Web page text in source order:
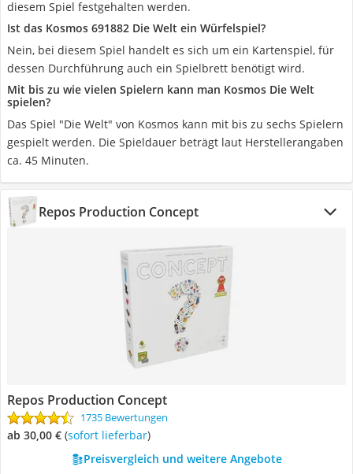
diesem Spiel festgehalten werden.
Ist das Kosmos 691882 Die Welt ein Würfelspiel?
Nein, bei diesem Spiel handelt es sich um ein Kartenspiel, für
dessen Durchführung auch ein Spielbrett benötigt wird.
Mit bis zu wie vielen Spielern kann man Kosmos Die Welt
spielen?
Das Spiel "Die Welt" von Kosmos kann mit bis zu sechs Spielern
gespielt werden. Die Spieldauer beträgt laut Herstellerangaben
ca. 45 Minuten.
Repos Production Concept
Repos Production Concept
1735 Bewertungen
ab 30,00 € ( Sofort lieferbar)
Preisvergleich und weitere Angebote